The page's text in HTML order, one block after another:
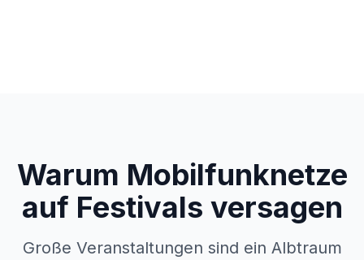
Warum Mobilfunknetze
auf Festivals versagen
Große Veranstaltungen sind ein Albtraum